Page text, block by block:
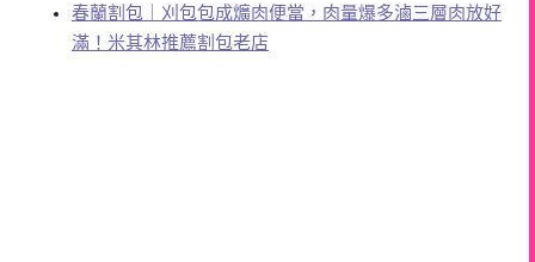
春蘭割包｜刈包包成爌肉便當，肉量爆多滷三層肉放好
滿！米其林推薦割包老店